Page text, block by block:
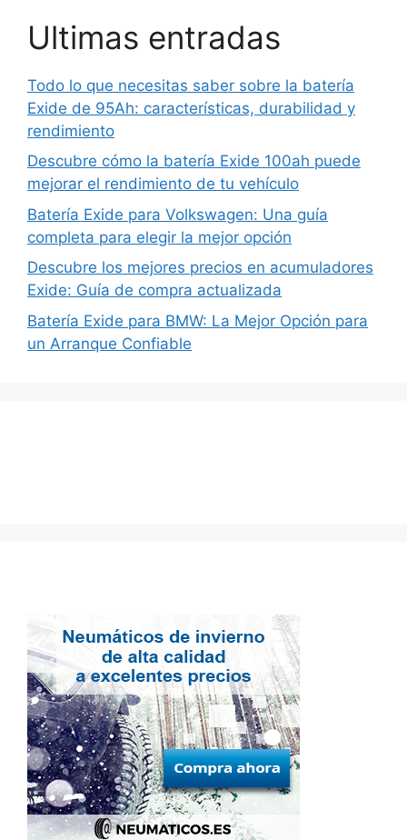
Ultimas entradas
Todo lo que necesitas saber sobre la batería
Exide de 95Ah: características, durabilidad y
rendimiento
Descubre cómo la batería Exide 100ah puede
mejorar el rendimiento de tu vehículo
Batería Exide para Volkswagen: Una guía
completa para elegir la mejor opción
Descubre los mejores precios en acumuladores
Exide: Guía de compra actualizada
Batería Exide para BMW: La Mejor Opción para
un Arranque Confiable